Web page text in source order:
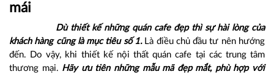
mái
Dù thiết kế những quán cafe đẹp thì sự hài lòng của
khách hàng cũng là mục tiêu số 1.Là điều chủ đầu tư nên hướng
đến. Do vậy, khi thiết kế nội thất quán cafe tại các trung tâm
thương mại. Hãy ưu tiên những mẫu mã đẹp mắt, phù hợp với